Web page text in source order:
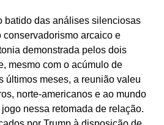
batido das análises silenciosas
arcaico e
demonstrada pelos dois
mesmo com o acúmulo de
últimos meses, a reunião valeu
norte-americanos e ao mundo
nessa retomada de relação.